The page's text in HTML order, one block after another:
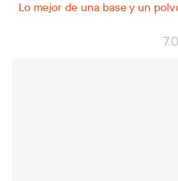
Lo mejor de una base y un